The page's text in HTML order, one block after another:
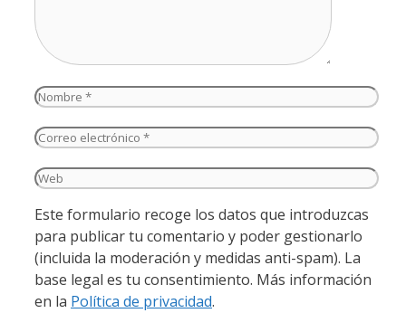
Nombre
Correo
Web
Este formulario recoge los datos que introduzcas
para publicar tu comentario y poder gestionarlo
(incluida la moderación y medidas anti-spam). La
base legal es tu consentimiento. Más información
en la Política de privacidad.